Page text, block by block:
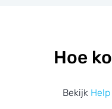
Hoe
Bekijk